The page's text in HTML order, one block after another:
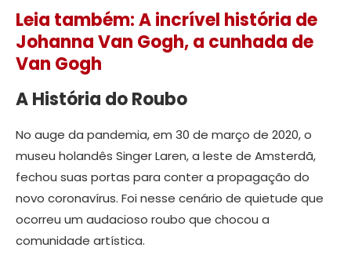
Leia também: A incrível história de
Johanna Van Gogh, a cunhada de
Van Gogh
A História do Roubo
No auge da pandemia, em 30 de março de 2020, o
museu holandês Singer Laren, a leste de Amsterdã,
fechou suas portas para conter a propagação do
novo coronavírus. Foi nesse cenário de quietude que
ocorreu um audacioso roubo que chocou a
comunidade artística.